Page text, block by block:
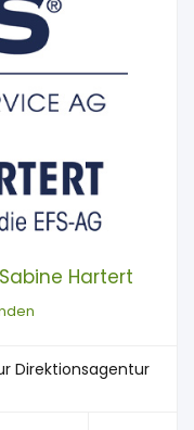
Hartert
Direktionsagentur